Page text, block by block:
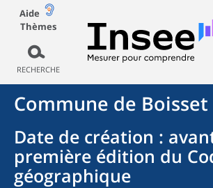
Aide
Thèmes
RECHERCHE
Commune de Boisset
Date de création :
première édition du
géographique